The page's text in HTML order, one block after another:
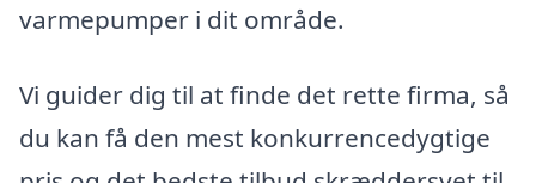
varmepumper i dit område.
Vi guider dig til at finde det rette firma, så
du kan få den mest konkurrencedygtige